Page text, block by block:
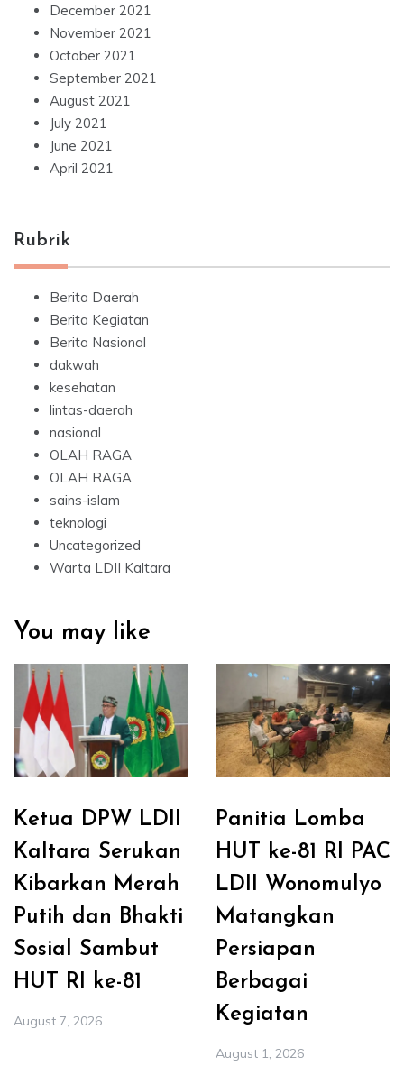
December 2021
November 2021
October 2021
September 2021
August 2021
July 2021
June 2021
April 2021
Rubrik
Berita Daerah
Berita Kegiatan
Berita Nasional
dakwah
kesehatan
lintas-daerah
nasional
OLAH RAGA
OLAH RAGA
sains-islam
teknologi
Uncategorized
Warta LDII Kaltara
You may like
Ketua DPW LDII
Kaltara Serukan
Kibarkan Merah
Putih dan Bhakti
Sosial Sambut
HUT RI ke-81
August 7, 2026
Panitia Lomba
HUT ke-81 RI PAC
LDII Wonomulyo
Matangkan
Persiapan
Berbagai
Kegiatan
August 1, 2026